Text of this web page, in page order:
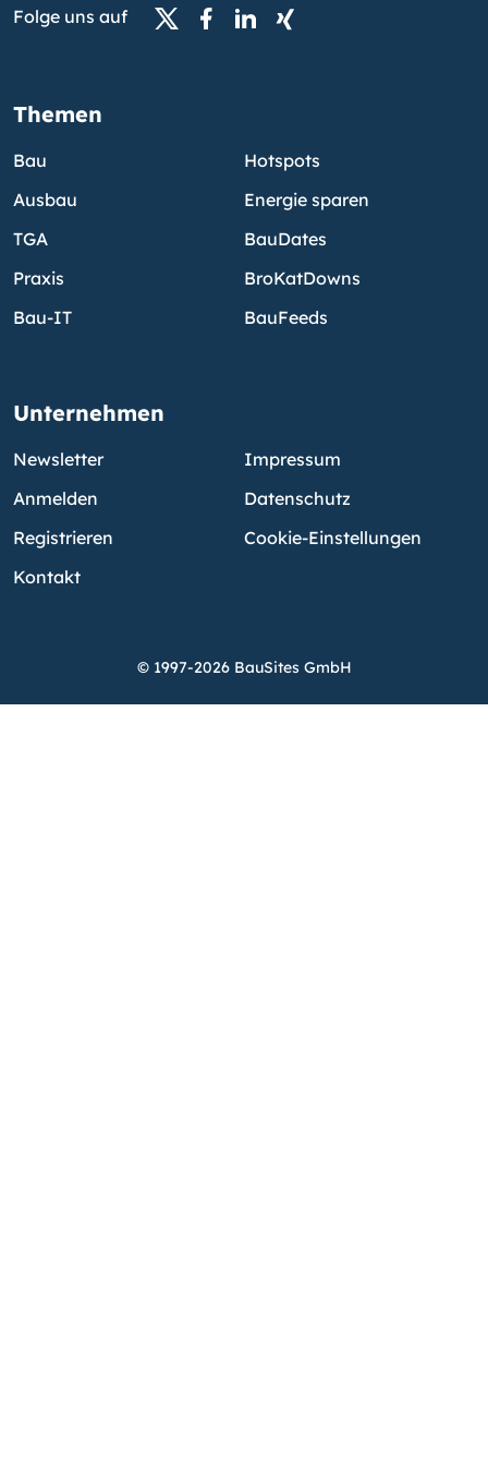
Folge uns auf
Themen
Bau
Ausbau
TGA
Praxis
Bau-IT
Hotspots
Energie sparen
BauDates
BroKatDowns
BauFeeds
Unternehmen
Newsletter
Anmelden
Registrieren
Kontakt
Impressum
Datenschutz
Cookie-Einstellungen
© 1997-2026 BauSites GmbH